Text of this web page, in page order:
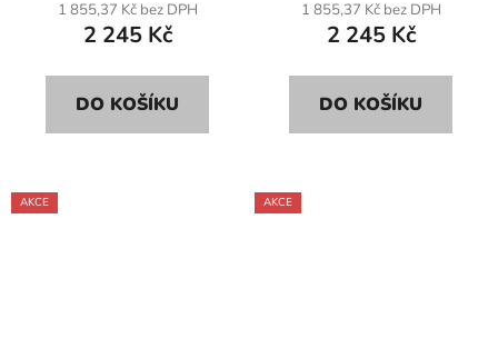
1 855,37 Kč bez DPH
2 245 Kč
DO KOŠÍKU
1 855,37 Kč bez DPH
2 245 Kč
DO KOŠÍKU
AKCE AKCE